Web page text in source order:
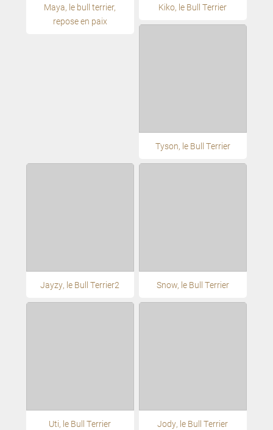
Maya, le bull terrier,
repose en paix
Kiko, le Bull Terrier
Tyson, le Bull Terrier
Jayzy, le Bull Terrier2 Snow, le Bull Terrier
Uti, le Bull Terrier Jody, le Bull Terrier